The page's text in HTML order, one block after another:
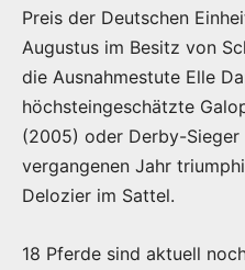
Preis der Deutschen
Augustus im Besitz von
die Ausnahmestute Elle
höchsteingeschätzte
(2005) oder Derby-Sieger
vergangenen Jahr
Delozier im Sattel.
18 Pferde sind aktuell